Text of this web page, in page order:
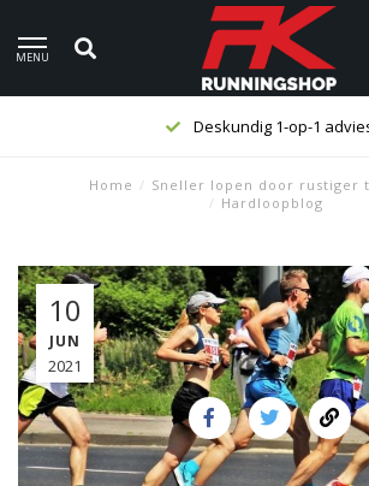
MENU
Deskundig 1-op-1
Home / Sneller lopen door rustiger
/ Hardloopblog
10
JUN
2021